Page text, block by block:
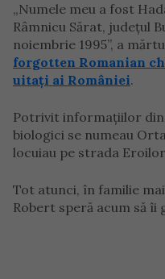
„Numele meu a fost
Râmnicu Sărat, județul
noiembrie 1995”, a
forgotten Romanian
uitați ai României.
Potrivit informațiilor din
biologici se numeau
locuiau pe strada
Tot atunci, în familie
Robert speră acum să îi